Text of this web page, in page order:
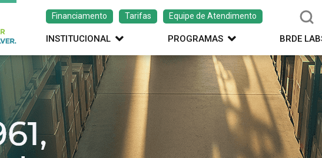
Financiamento Tarifas Equipe de Atendimento
INSTITUCIONAL PROGRAMAS BRDE